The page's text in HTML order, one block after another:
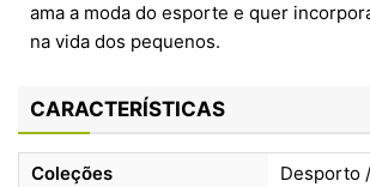
ama a moda do esporte e quer
na vida dos pequenos.
CARACTERÍSTICAS
Coleções Desporto